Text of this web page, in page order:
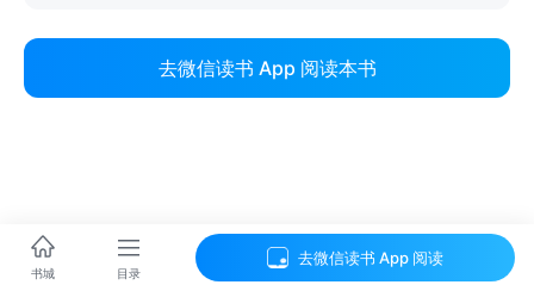
去微信读书 App 阅读本书
书城 目录
去微信读书 App 阅读